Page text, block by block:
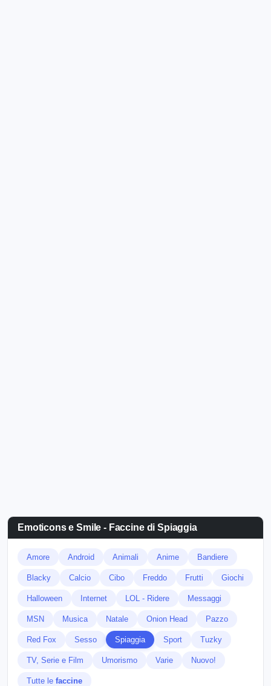
Emoticons e Smile - Faccine di Spiaggia
Amore Android Animali Anime Bandiere
Blacky Calcio Cibo Freddo Frutti Giochi
Halloween Internet LOL - Ridere Messaggi
MSN Musica Natale Onion Head Pazzo
Red Fox Sesso Spiaggia Sport Tuzky
TV, Serie e Film Umorismo Varie Nuovo!
Tutte le faccine